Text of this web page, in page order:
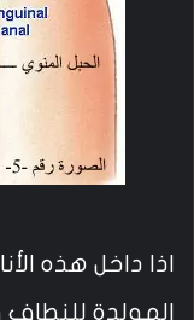
اذا داخل هذه
المولدة